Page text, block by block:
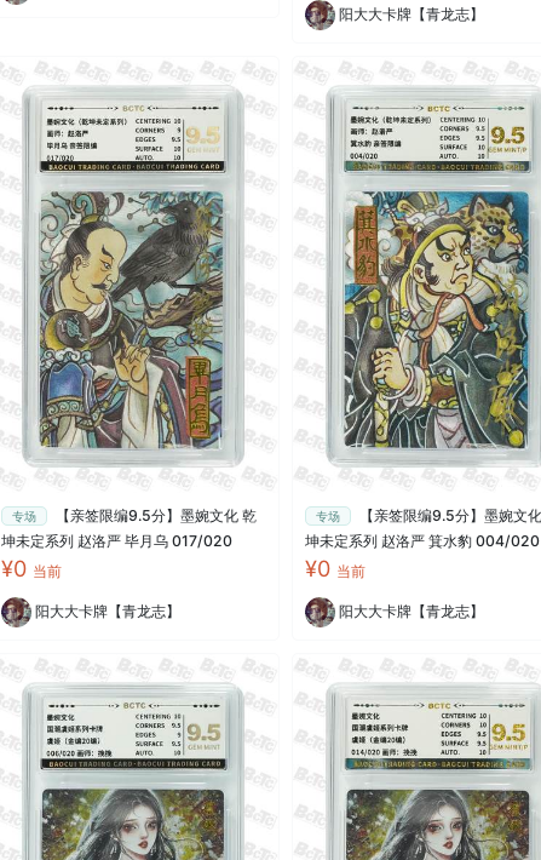
阳大大卡牌【青龙志】
专场
【亲签限编9.5分】墨婉文化 乾
坤未定系列 赵洛严 毕月乌 017/020
¥0 当前
阳大大卡牌【青龙志】
专场
【亲签限编9.5分】墨婉文
坤未定系列 赵洛严 箕水豹 004/020
¥0 当前
阳大大卡牌【青龙志】